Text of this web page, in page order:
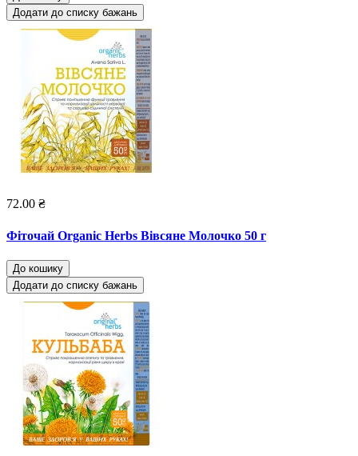
Додати до списку бажань
72.00 ₴
Фіточай Organic Herbs Вівсяне Молочко 50 г
До кошику
Додати до списку бажань